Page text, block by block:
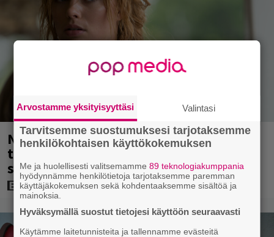
Nyt Netflixissä: 180 miljoonan
toimintaseikkailu – Margot Robbie vei
seksikohtauksen liian pitkälle
Arvostamme yksityisyyttäsi Valintasi
Tarvitsemme suostumuksesi tarjotaksemme
henkilökohtaisen käyttökokemuksen
Me ja huolellisesti valitsemamme89 teknologiakumppania
hyödynnämme henkilötietoja tarjotaksemme paremman
käyttäjäkokemuksen sekä kohdentaaksemme sisältöä ja
mainoksia.
Hyväksymällä suostut tietojesi käyttöön seuraavasti
Käytämme laitetunnisteita ja tallennamme evästeitä